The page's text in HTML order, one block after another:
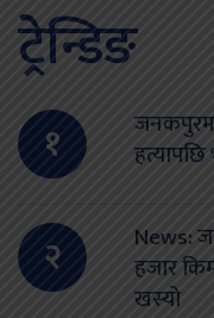
ट्रेन्डिङ
१
२
News:
हजार
खस्यो